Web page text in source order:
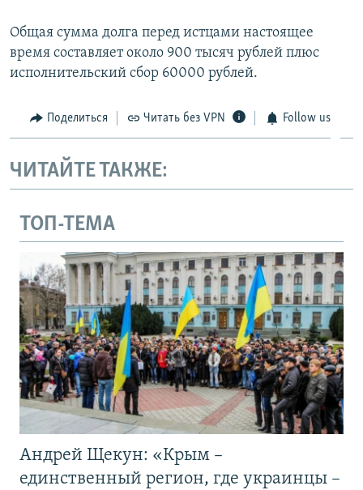
Общая сумма долга перед истцами настоящее
время составляет около 900 тысяч рублей плюс
исполнительский сбор 60000 рублей.
Поделиться Читать без VPN Follow us
ЧИТАЙТЕ ТАКЖЕ:
ТОП-ТЕМА
Андрей Щекун: «Крым –
единственный регион, где украинцы –